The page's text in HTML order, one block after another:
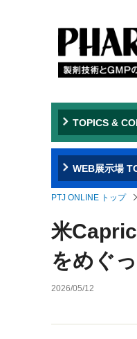
TOPICS &
WEB展示場
PTJ ONLINE トップ
米
をめぐ
2026/05/12